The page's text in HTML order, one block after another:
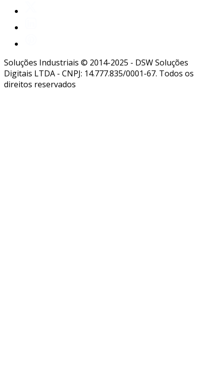
Soluções Industriais © 2014-2025 - DSW Soluções
Digitais LTDA - CNPJ: 14.777.835/0001-67. Todos os
direitos reservados